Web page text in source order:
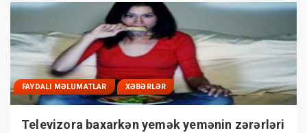
FAYDALI MƏLUMATLAR XƏBƏRLƏR
Televizora baxarkən yemək yemənin zərərləri